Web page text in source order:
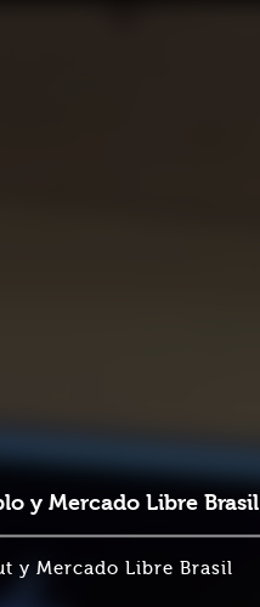
y Mercado Libre Brasil
y Mercado Libre Brasil